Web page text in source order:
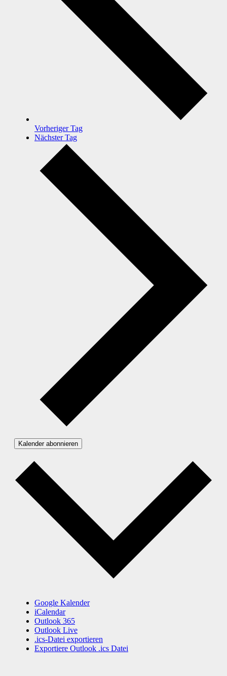
Vorheriger Tag
Nächster Tag
Kalender abonnieren
Google Kalender
iCalendar
Outlook 365
Outlook Live
.ics-Datei exportieren
Exportiere Outlook .ics Datei